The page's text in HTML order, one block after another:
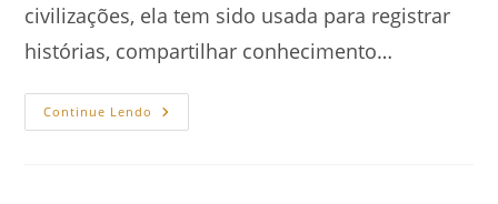
civilizações, ela tem sido usada para registrar
histórias, compartilhar conhecimento…
Continue Lendo O
Poder